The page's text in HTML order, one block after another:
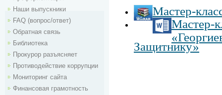
Наши выпускники
FAQ (вопрос/ответ)
Обратная связь
Библиотека
Прокурор разъясняет
Противодействие коррупции
Мониторинг сайта
Финансовая грамотность
Мастер-
Мастер-
Защитнику»